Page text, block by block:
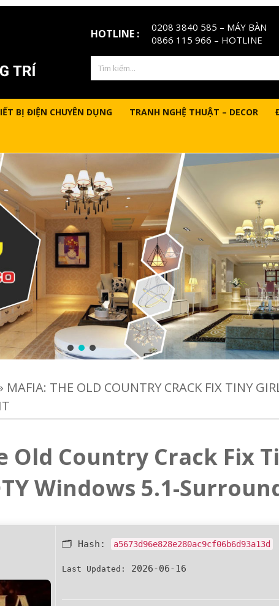
HOTLINE : 0208 3840 585 – MÁY BÀN
0866 115 966 – HOTLINE
BỊ ĐIỆN CHUYÊN DỤNG TRANH NGHỆ THUẬT – DECOR
MAFIA: THE OLD COUNTRY CRACK FIX TINY
Old Country Crack Fix
Windows 5.1-
🗂 Hash: a5673d96e828e280ac9cf06b6d93a13d
Last Updated: 2026-06-16